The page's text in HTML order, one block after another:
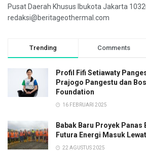
Pusat Daerah Khusus Ibukota Jakarta
redaksi@beritageothermal.com
Trending Comments
Profil Fifi Setiawaty
Prajogo Pangestu dan
Foundation
16 FEBRUARI 2025
Babak Baru Proyek Panas
Futura Energi Masuk
22 AGUSTUS 2025